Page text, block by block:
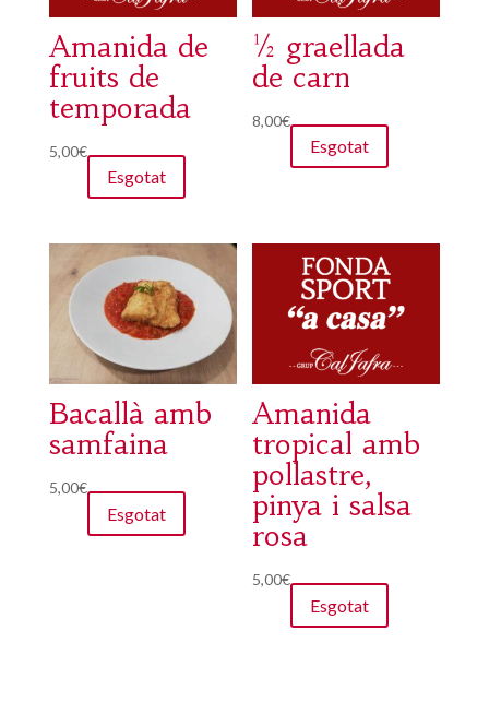
Amanida de
fruits de
temporada
5,00€
Esgotat
½ graellada
de carn
8,00€
Esgotat
Bacallà amb
samfaina
5,00€
Esgotat
Amanida
tropical amb
pollastre,
pinya i salsa
rosa
5,00€
Esgotat